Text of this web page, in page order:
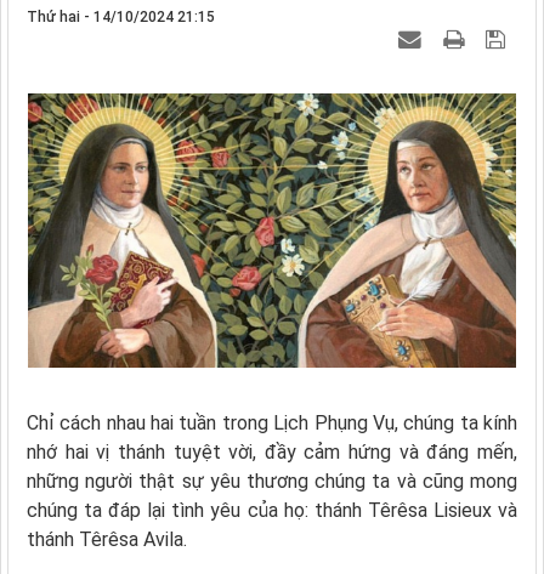
Thứ hai - 14/10/2024 21:15
Chỉ cách nhau hai tuần trong Lịch Phụng Vụ, chúng ta kính
nhớ hai vị thánh tuyệt vời, đầy cảm hứng và đáng mến,
những người thật sự yêu thương chúng ta và cũng mong
chúng ta đáp lại tình yêu của họ: thánh Têrêsa Lisieux và
thánh Têrêsa Avila.